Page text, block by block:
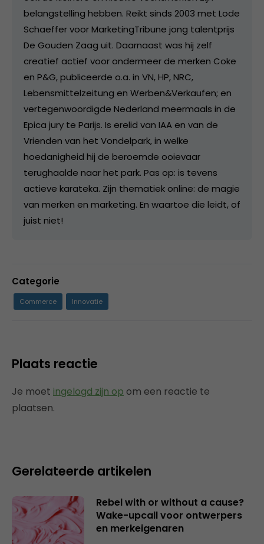
belangstelling hebben. Reikt sinds 2003 met Lode
Schaeffer voor MarketingTribune jong talentprijs
De Gouden Zaag uit. Daarnaast was hij zelf
creatief actief voor ondermeer de merken Coke
en P&G, publiceerde o.a. in VN, HP, NRC,
Lebensmittelzeitung en Werben&Verkaufen; en
vertegenwoordigde Nederland meermaals in de
Epica jury te Parijs. Is erelid van IAA en van de
Vrienden van het Vondelpark, in welke
hoedanigheid hij de beroemde ooievaar
terughaalde naar het park. Pas op: is tevens
actieve karateka. Zijn thematiek online: de magie
van merken en marketing. En waartoe die leidt, of
juist niet!
Categorie
Commerce Innovatie
Plaats reactie
Je moet ingelogd zijn op om een reactie te
plaatsen.
Gerelateerde artikelen
Rebel with or without a cause?
Wake-upcall voor ontwerpers
en merkeigenaren